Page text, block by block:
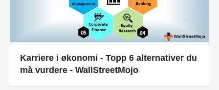
Karriere i økonomi - Topp 6 alternativer du
må vurdere - WallStreetMojo